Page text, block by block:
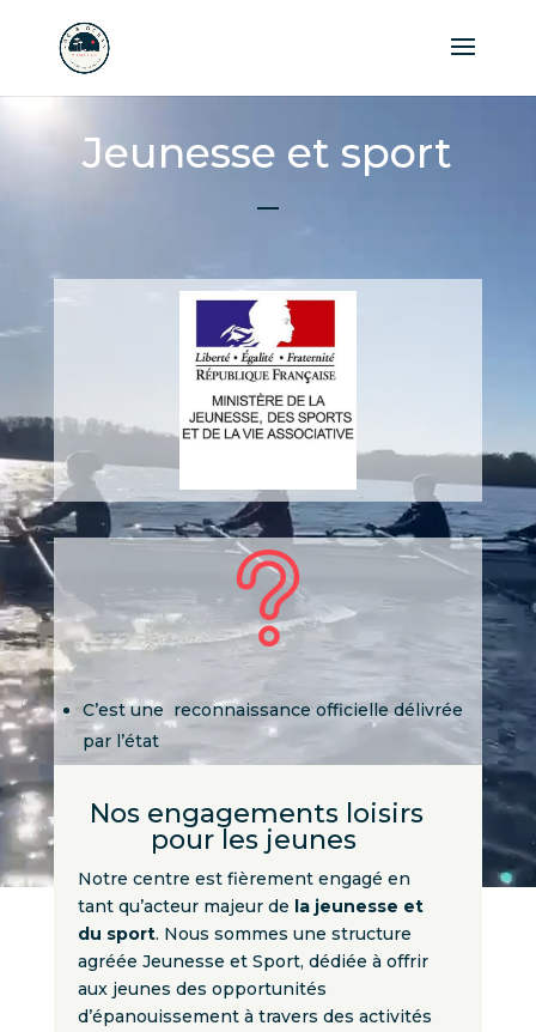
Jeunesse et sport
C’est une reconnaissance officielle délivrée
par l’état
s’engagent a encadrer et animer les
activités pour la jeunesse.
Nos engagements loisirs
pour les jeunes
Notre centre est fièrement engagé en
tant qu’acteur majeur de la jeunesse et
du sport. Nous sommes une structure
agréée Jeunesse et Sport, dédiée à offrir
aux jeunes des opportunités
d’épanouissement à travers des activités